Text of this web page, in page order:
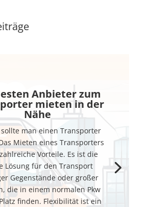
Anbieter zum
mieten in der
Nähe
man einen Transporter
Mieten eines Transporters
Vorteile. Es ist die
Lösung für den Transport
Gegenstände oder großer
die in einem normalen Pkw
finden. Flexibilität ist ein